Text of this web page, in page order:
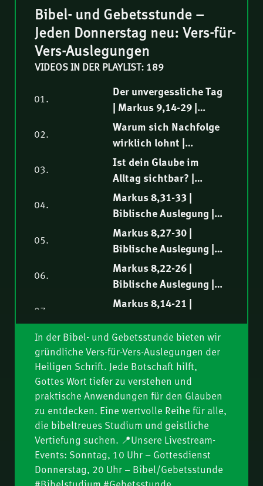
Bibel- und Gebetsstunde –
Jeden Donnerstag neu: Vers-für-
Vers-Auslegungen
VIDEOS IN DER PLAYLIST: 189
01.
Der unvergessliche Tag
| Markus 9,14-29 |
Biblische Auslegung |
Elia Morise
02.
Warum sich Nachfolge
wirklich lohnt |
Markus 9,1-13 |
Biblische Auslegung |
Tobias Rindlisbacher
03.
Ist dein Glaube im
Alltag sichtbar? |
Markus 8,34-38 |
Biblische Auslegung |
Markus Steiger
04.
Markus 8,31-33 |
Biblische Auslegung |
Fredy Peter
05.
Markus 8,27-30 |
Biblische Auslegung |
Philipp Ottenburg
06.
Markus 8,22-26 |
Biblische Auslegung |
Norbert Lieth
07.
Markus 8,14-21 |
Ruben Lehmann
08.
Markus 8,10-13 |
Biblische Auslegung |
Samuel Rindlisbacher
09.
Markus 8,1-9 |
Biblische Auslegung |
Philipp Ottenburg
10.
Markus 7,31-37 |
Biblische Auslegung |
Nathanael Winkler
11.
Markus 7,24-30 |
Biblische Auslegung |
Fredy Peter
Markus 7,14-23 |
In der Bibel- und Gebetsstunde bieten wir
gründliche Vers-für-Vers-Auslegungen der
Heiligen Schrift. Jede Botschaft hilft,
Gottes Wort tiefer zu verstehen und
praktische Anwendungen für den Glauben
zu entdecken. Eine wertvolle Reihe für alle,
die bibeltreues Studium und geistliche
Vertiefung suchen. 📍Unsere Livestream-
Events: Sonntag, 10 Uhr – Gottesdienst
Donnerstag, 20 Uhr – Bibel/Gebetsstunde